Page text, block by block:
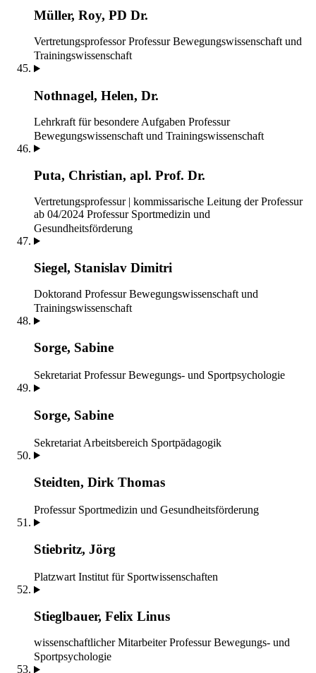
Müller, Roy, PD Dr.
Vertretungsprofessor Professur Bewegungswissenschaft und
Trainingswissenschaft
Nothnagel, Helen, Dr.
Lehrkraft für besondere Aufgaben Professur
Bewegungswissenschaft und Trainingswissenschaft
Puta, Christian, apl. Prof. Dr.
Vertretungsprofessur | kommissarische Leitung der Professur
ab 04/2024 Professur Sportmedizin und
Gesundheitsförderung
Siegel, Stanislav Dimitri
Doktorand Professur Bewegungswissenschaft und
Trainingswissenschaft
Sorge, Sabine
Sekretariat Professur Bewegungs- und Sportpsychologie
Sorge, Sabine
Sekretariat Arbeitsbereich Sportpädagogik
Steidten, Dirk Thomas
Professur Sportmedizin und Gesundheitsförderung
Stiebritz, Jörg
Platzwart Institut für Sportwissenschaften
Stieglbauer, Felix Linus
wissenschaftlicher Mitarbeiter Professur Bewegungs- und
Sportpsychologie